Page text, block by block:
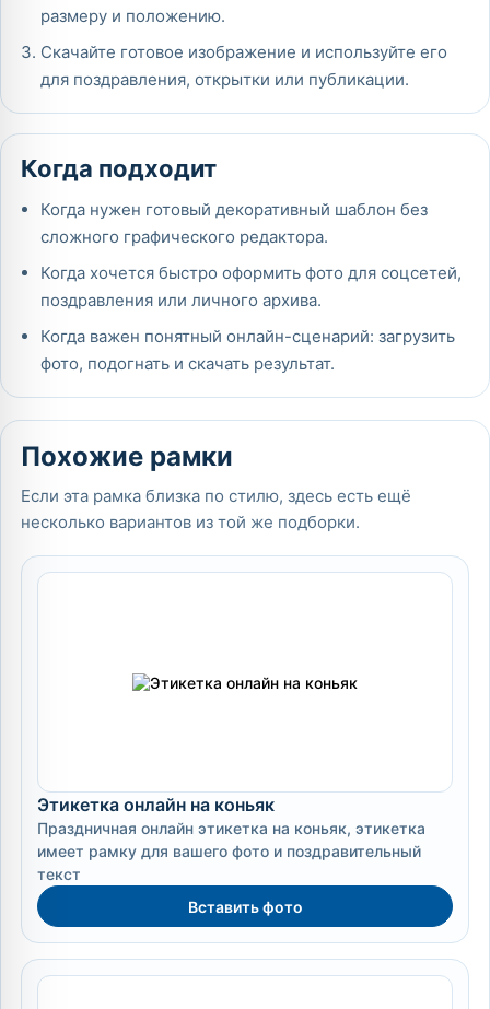
размеру и положению.
Скачайте готовое изображение и используйте его
для поздравления, открытки или публикации.
Когда подходит
Когда нужен готовый декоративный шаблон без
сложного графического редактора.
Когда хочется быстро оформить фото для соцсетей,
поздравления или личного архива.
Когда важен понятный онлайн-сценарий: загрузить
фото, подогнать и скачать результат.
Похожие рамки
Если эта рамка близка по стилю, здесь есть ещё
несколько вариантов из той же подборки.
Этикетка онлайн на коньяк
Праздничная онлайн этикетка на коньяк, этикетка
имеет рамку для вашего фото и поздравительный
текст
Вставить фото